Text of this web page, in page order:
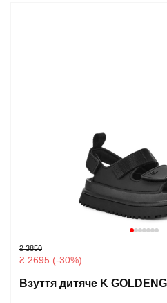
₴ 3850
₴ 2695 (-30%)
Взуття дитяче K